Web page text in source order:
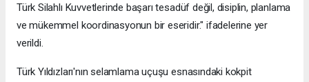
Türk Silahlı Kuvvetlerinde başarı tesadüf değil, disiplin, planlama
ve mükemmel koordinasyonun bir eseridir." ifadelerine yer
verildi.
Türk Yıldızları'nın selamlama uçuşu esnasındaki kokpit